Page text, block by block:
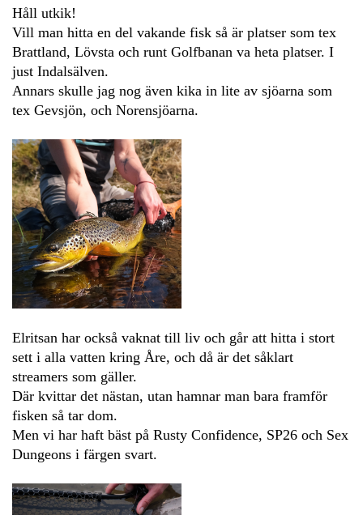
Håll utkik!
Vill man hitta en del vakande fisk så är platser som tex
Brattland, Lövsta och runt Golfbanan va heta platser. I
just Indalsälven.
Annars skulle jag nog även kika in lite av sjöarna som
tex Gevsjön, och Norensjöarna.
Elritsan har också vaknat till liv och går att hitta i stort
sett i alla vatten kring Åre, och då är det såklart
streamers som gäller.
Där kvittar det nästan, utan hamnar man bara framför
fisken så tar dom.
Men vi har haft bäst på Rusty Confidence, SP26 och Sex
Dungeons i färgen svart.